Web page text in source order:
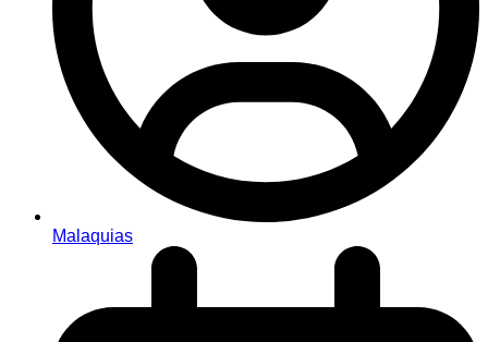
Malaquias